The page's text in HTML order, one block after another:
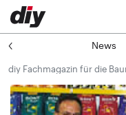
News
diy Fachmagazin für die